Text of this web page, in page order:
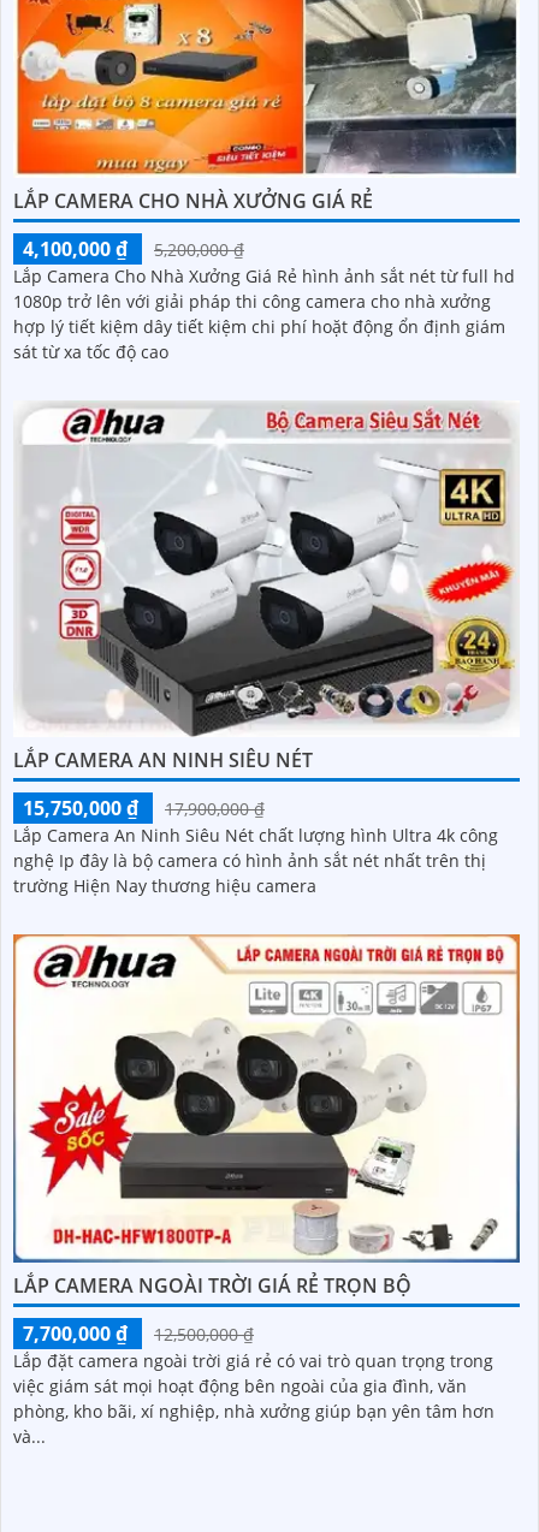
LẮP CAMERA CHO NHÀ XƯỞNG GIÁ RẺ
4,100,000 ₫
5,200,000 ₫
Lắp Camera Cho Nhà Xưởng Giá Rẻ hình ảnh sắt nét từ full hd
1080p trở lên với giải pháp thi công camera cho nhà xưởng
hợp lý tiết kiệm dây tiết kiệm chi phí hoặt động ổn định giám
sát từ xa tốc độ cao
LẮP CAMERA AN NINH SIÊU NÉT
15,750,000 ₫
17,900,000 ₫
Lắp Camera An Ninh Siêu Nét chất lượng hình Ultra 4k công
nghệ Ip đây là bộ camera có hình ảnh sắt nét nhất trên thị
trường Hiện Nay thương hiệu camera
LẮP CAMERA NGOÀI TRỜI GIÁ RẺ TRỌN BỘ
7,700,000 ₫
12,500,000 ₫
Lắp đặt camera ngoài trời giá rẻ có vai trò quan trọng trong
việc giám sát mọi hoạt động bên ngoài của gia đình, văn
phòng, kho bãi, xí nghiệp, nhà xưởng giúp bạn yên tâm hơn
và...